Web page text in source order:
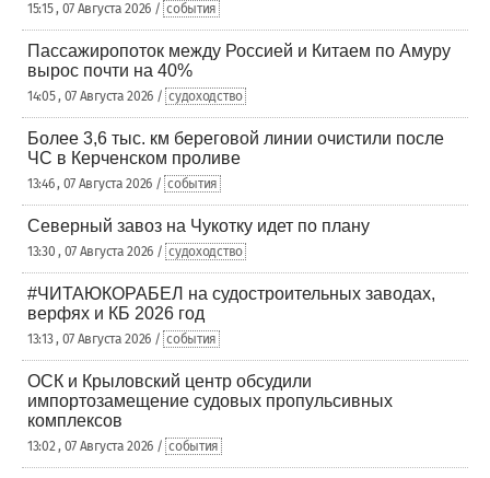
15:15 , 07 Августа 2026 / события
Пассажиропоток между Россией и Китаем по Амуру
вырос почти на 40%
14:05 , 07 Августа 2026 / судоходство
Более 3,6 тыс. км береговой линии очистили после
ЧС в Керченском проливе
13:46 , 07 Августа 2026 / события
Северный завоз на Чукотку идет по плану
13:30 , 07 Августа 2026 / судоходство
#ЧИТАЮКОРАБЕЛ на судостроительных заводах,
верфях и КБ 2026 год
13:13 , 07 Августа 2026 / события
ОСК и Крыловский центр обсудили
импортозамещение судовых пропульсивных
комплексов
13:02 , 07 Августа 2026 / события